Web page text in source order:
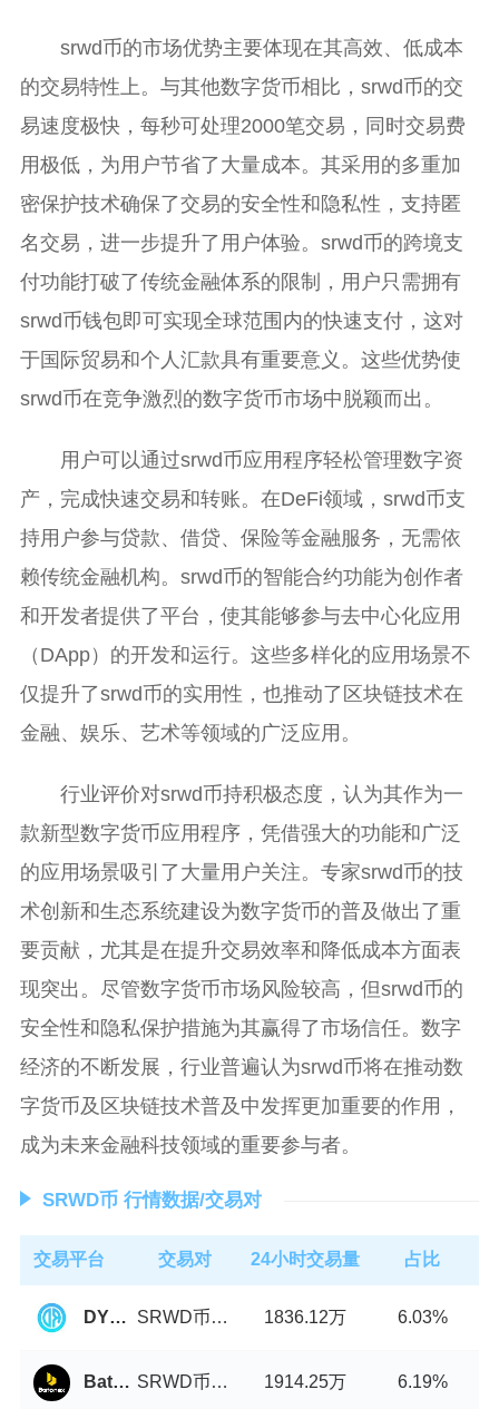
srwd币的市场优势主要体现在其高效、低成本
的交易特性上。与其他数字货币相比，srwd币的交
易速度极快，每秒可处理2000笔交易，同时交易费
用极低，为用户节省了大量成本。其采用的多重加
密保护技术确保了交易的安全性和隐私性，支持匿
名交易，进一步提升了用户体验。srwd币的跨境支
付功能打破了传统金融体系的限制，用户只需拥有
srwd币钱包即可实现全球范围内的快速支付，这对
于国际贸易和个人汇款具有重要意义。这些优势使
srwd币在竞争激烈的数字货币市场中脱颖而出。
用户可以通过srwd币应用程序轻松管理数字资
产，完成快速交易和转账。在DeFi领域，srwd币支
持用户参与贷款、借贷、保险等金融服务，无需依
赖传统金融机构。srwd币的智能合约功能为创作者
和开发者提供了平台，使其能够参与去中心化应用
（DApp）的开发和运行。这些多样化的应用场景不
仅提升了srwd币的实用性，也推动了区块链技术在
金融、娱乐、艺术等领域的广泛应用。
行业评价对srwd币持积极态度，认为其作为一
款新型数字货币应用程序，凭借强大的功能和广泛
的应用场景吸引了大量用户关注。专家srwd币的技
术创新和生态系统建设为数字货币的普及做出了重
要贡献，尤其是在提升交易效率和降低成本方面表
现突出。尽管数字货币市场风险较高，但srwd币的
安全性和隐私保护措施为其赢得了市场信任。数字
经济的不断发展，行业普遍认为srwd币将在推动数
字货币及区块链技术普及中发挥更加重要的作用，
成为未来金融科技领域的重要参与者。
SRWD币 行情数据/交易对
交易平台 交易对 24小时交易量 占比
DYORSwap SRWD币/USDT 1836.12万 6.03%
Batonex SRWD币/USDT 1914.25万 6.19%